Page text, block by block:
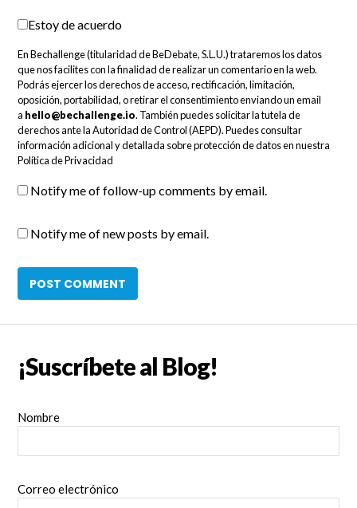
Estoy de acuerdo
En Bechallenge (titularidad de BeDebate, S.L.U.) trataremos los datos
que nos facilites con la finalidad de realizar un comentario en la web.
Podrás ejercer los derechos de acceso, rectificación, limitación,
oposición, portabilidad, o retirar el consentimiento enviando un email
a hello@bechallenge.io. También puedes solicitar la tutela de
derechos ante la Autoridad de Control (AEPD). Puedes consultar
información adicional y detallada sobre protección de datos en nuestra
Política de Privacidad
Notify me of follow-up comments by email.
Notify me of new posts by email.
¡Suscríbete al Blog!
Nombre
Correo electrónico